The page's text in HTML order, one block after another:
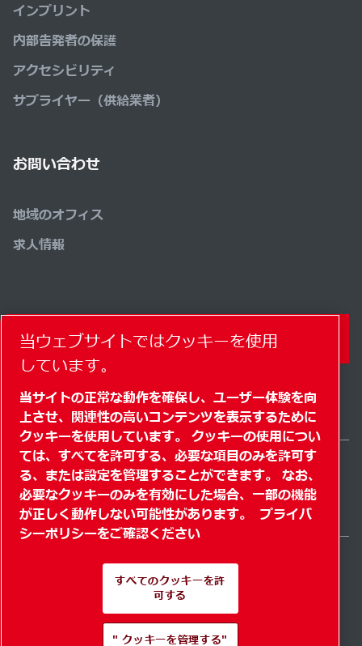
インプリント
内部告発者の保護
アクセシビリティ
サプライヤー（供給業者）
お問い合わせ
地域のオフィス
求人情報
コンタクトフォーム
サイトマップ" クッキーを管理する"© 2026 著作権
Japan / JA
Pioneering products.
当ウェブサイトではクッキーを使用
しています。
当サイトの正常な動作を確保し、ユーザー体験を向
上させ、関連性の高いコンテンツを表示するために
クッキーを使用しています。 クッキーの使用につい
ては、すべてを許可する、必要な項目のみを許可す
る、または設定を管理することができます。 なお、
必要なクッキーのみを有効にした場合、一部の機能
が正しく動作しない可能性があります。
プライバ
シーポリシーをご確認ください
すべてのクッキーを許
可する
" クッキーを管理する"